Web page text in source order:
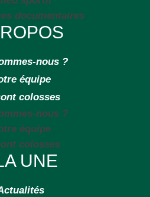
documentaires
nous ?
équipe
colosses
nous ?
équipe
colosses
UNE